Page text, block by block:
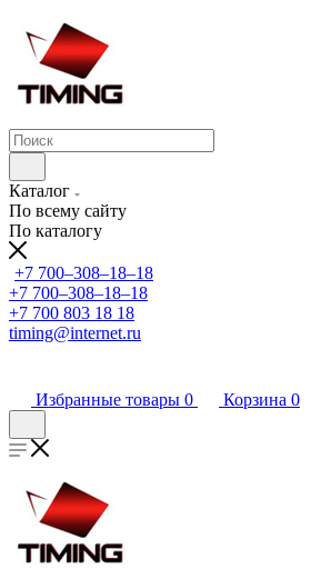
Каталог
По всему сайту
По каталогу
+7 700‒308‒18‒18
+7 700‒308‒18‒18
+7 700 803 18 18
timing@internet.ru
Избранные товары 0 Корзина 0